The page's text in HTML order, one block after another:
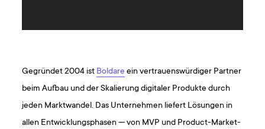
Gegründet 2004 ist Boldare ein vertrauenswürdiger Partner
beim Aufbau und der Skalierung digitaler Produkte durch
jeden Marktwandel. Das Unternehmen liefert Lösungen in
allen Entwicklungsphasen — von MVP und Product-Market-